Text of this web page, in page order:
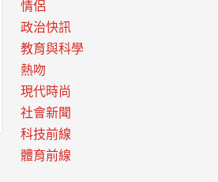
情侶
政治快訊
教育與科學
熱吻
現代時尚
社會新聞
科技前線
體育前線